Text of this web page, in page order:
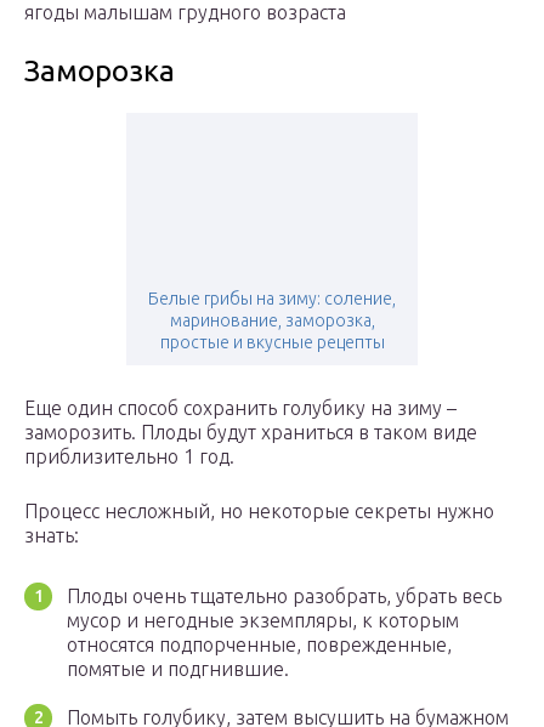
ягоды малышам грудного возраста
Заморозка
Белые грибы на зиму: соление,
маринование, заморозка,
простые и вкусные рецепты
Еще один способ сохранить голубику на зиму –
заморозить. Плоды будут храниться в таком виде
приблизительно 1 год.
Процесс несложный, но некоторые секреты нужно
знать:
Плоды очень тщательно разобрать, убрать весь
мусор и негодные экземпляры, к которым
относятся подпорченные, поврежденные,
помятые и подгнившие.
Помыть голубику, затем высушить на бумажном